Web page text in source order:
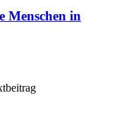
Menschen in